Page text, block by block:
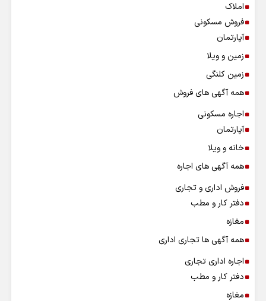
املاک
فروش مسکونی
آپارتمان
زمین و ویلا
زمین کلنگی
همه آگهی های فروش
اجاره مسکونی
آپارتمان
خانه و ویلا
همه آگهی های اجاره
فروش اداری و تجاری
دفتر کار و مطب
مغازه
همه آگهی ها تجاری اداری
اجاره اداری تجاری
دفتر کار و مطب
مغازه